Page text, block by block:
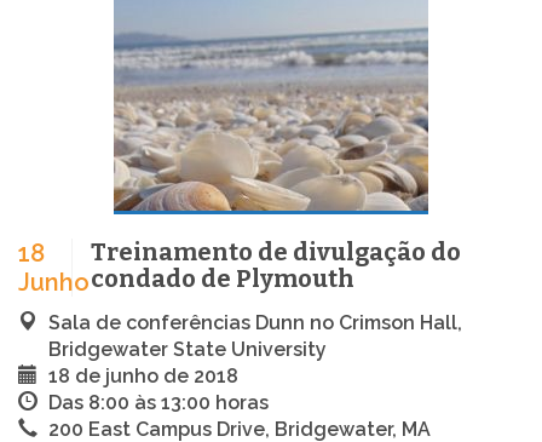
18
Junho
Treinamento de divulgação do
condado de Plymouth
Sala de conferências Dunn no Crimson Hall,
Bridgewater State University
18 de junho de 2018
Das 8:00 às 13:00 horas
200 East Campus Drive, Bridgewater, MA